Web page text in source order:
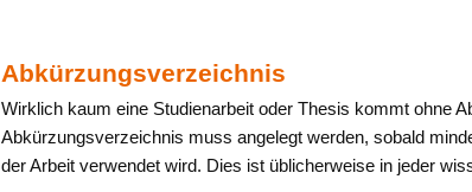
Abkürzungsverzeichnis
Wirklich kaum eine Studienarbeit oder Thesis kommt ohne
Abkürzungsverzeichnis muss angelegt werden, sobald
der Arbeit verwendet wird. Dies ist üblicherweise in jeder